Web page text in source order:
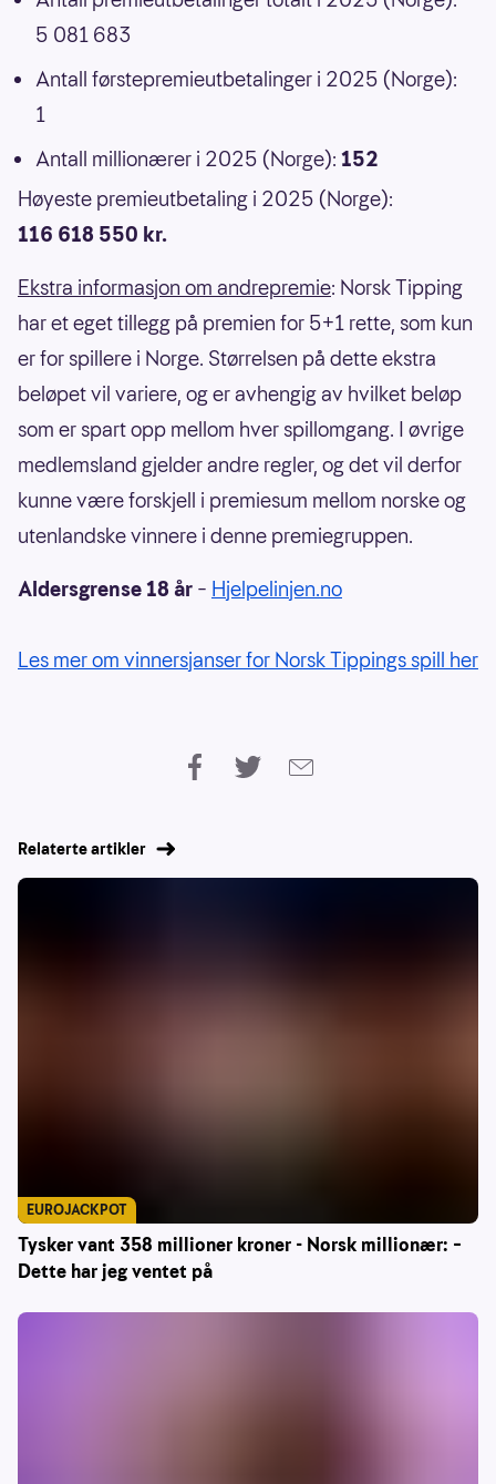
5 081 683
Antall førstepremieutbetalinger i 2025 (Norge):
1
Antall millionærer i 2025 (Norge): 152
Høyeste premieutbetaling i 2025 (Norge):
116 618 550 kr.
Ekstra informasjon om andrepremie: Norsk Tipping
har et eget tillegg på premien for 5+1 rette, som kun
er for spillere i Norge. Størrelsen på dette ekstra
beløpet vil variere, og er avhengig av hvilket beløp
som er spart opp mellom hver spillomgang. I øvrige
medlemsland gjelder andre regler, og det vil derfor
kunne være forskjell i premiesum mellom norske og
utenlandske vinnere i denne premiegruppen.
Aldersgrense 18 år – Hjelpelinjen.no
Les mer om vinnersjanser for Norsk Tippings spill her
Relaterte artikler
Tysker vant 358 millioner kroner - Norsk millionær: –
Dette har jeg ventet på
EUROJACKPOT